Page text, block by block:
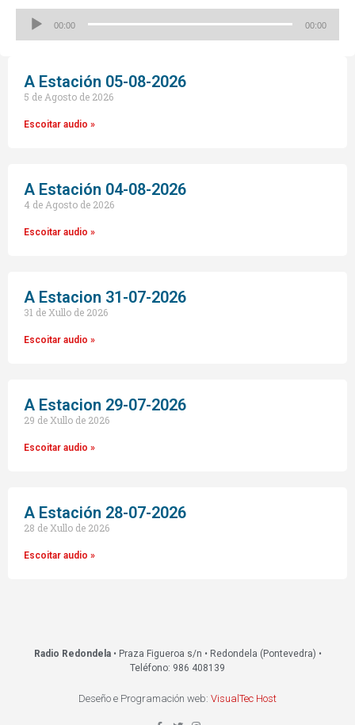
00:00 00:00
A Estación 05-08-2026
5 de Agosto de 2026
Escoitar audio »
A Estación 04-08-2026
4 de Agosto de 2026
Escoitar audio »
A Estacion 31-07-2026
31 de Xullo de 2026
Escoitar audio »
A Estacion 29-07-2026
29 de Xullo de 2026
Escoitar audio »
A Estación 28-07-2026
28 de Xullo de 2026
Escoitar audio »
Radio Redondela• Praza Figueroa s/n • Redondela (Pontevedra) •
Teléfono: 986 408139
Deseño e Programación web: VisualTec Host